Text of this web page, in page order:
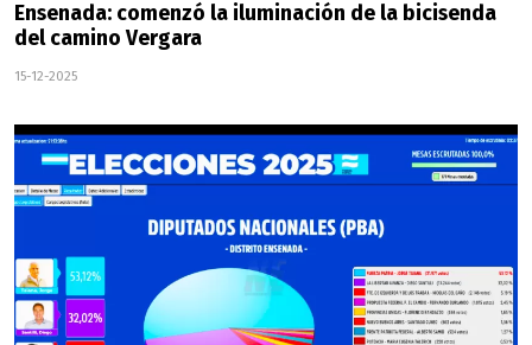
Ensenada: comenzó la iluminación de la bicisenda
del camino Vergara
15-12-2025